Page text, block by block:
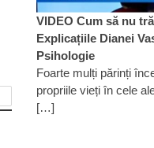
VIDEO Cum să nu
Explicațiile Dianei
Psihologie
Foarte mulți părinți
propriile vieți în cele
[…]